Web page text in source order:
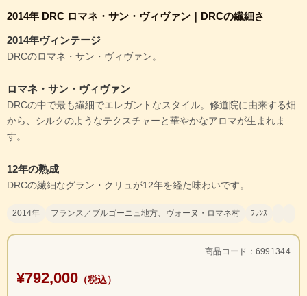
2014年 DRC ロマネ・サン・ヴィヴァン｜DRCの繊細さ
2014年ヴィンテージ
DRCのロマネ・サン・ヴィヴァン。
ロマネ・サン・ヴィヴァン
DRCの中で最も繊細でエレガントなスタイル。修道院に由来する畑
から、シルクのようなテクスチャーと華やかなアロマが生まれま
す。
12年の熟成
DRCの繊細なグラン・クリュが12年を経た味わいです。
2014年 フランス／ブルゴーニュ地方、ヴォーヌ・ロマネ村 ﾌﾗﾝｽ
商品コード：6991344
¥792,000 （税込）